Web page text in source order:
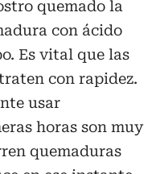
quemado la
con ácido
Es vital que las
con rapidez.
usar
horas son muy
quemaduras